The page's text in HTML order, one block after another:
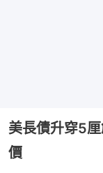
美長債升穿5
價